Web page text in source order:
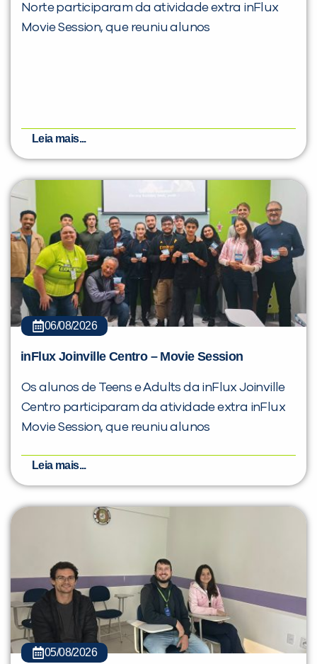
Norte participaram da atividade extra inFlux
Movie Session, que reuniu alunos
Leia mais...
06/08/2026
inFlux Joinville Centro – Movie Session
Os alunos de Teens e Adults da inFlux Joinville
Centro participaram da atividade extra inFlux
Movie Session, que reuniu alunos
Leia mais...
05/08/2026